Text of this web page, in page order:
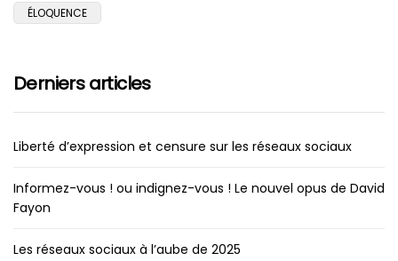
ÉLOQUENCE
Derniers articles
Liberté d’expression et censure sur les réseaux sociaux
Informez-vous ! ou indignez-vous ! Le nouvel opus de David
Fayon
Les réseaux sociaux à l’aube de 2025